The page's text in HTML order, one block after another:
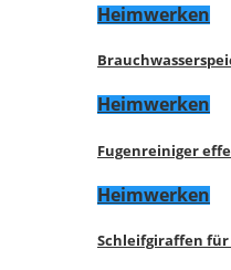
Heimwerken
Heimwerken
Fugenreiniger
Heimwerken
Schleifgiraffen